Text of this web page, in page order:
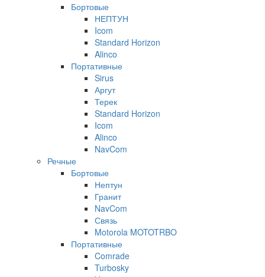
Бортовые
НЕПТУН
Icom
Standard Horizon
Alinco
Портативные
Sirus
Аргут
Терек
Standard Horizon
Icom
Alinco
NavCom
Речные
Бортовые
Нептун
Гранит
NavCom
Связь
Motorola MOTOTRBO
Портативные
Comrade
Turbosky